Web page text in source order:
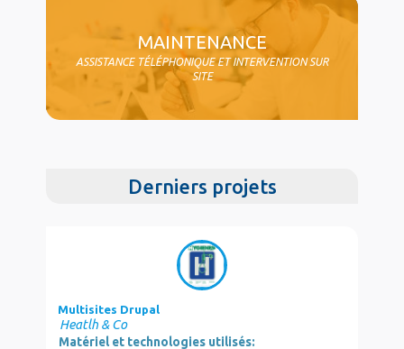
MAINTENANCE
ASSISTANCE TÉLÉPHONIQUE ET INTERVENTION SUR
SITE
Derniers projets
Multisites Drupal
Heatlh & Co
Matériel et technologies utilisés: